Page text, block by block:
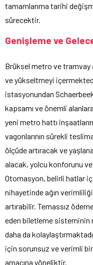
tamamlanma tarihi
sürecektir.
Genişleme ve
Brüksel metro ve tramvay
ve yükseltmeyi
istasyonundan
kapsamı ve önemli
yeni metro hattı
vagonlarının sürekli
ölçüde artıracak ve
alacak, yolcu konforunu
Otomasyon, belirli hatlar
nihayetinde ağın
artırabilir. Temassız
eden biletleme sisteminin
daha da
için sorunsuz ve verimli
amacına yöneliktir.